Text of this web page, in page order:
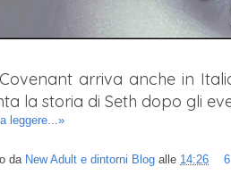
arriva anche in
la storia di Seth dopo gli
leggere...»
da New Adult e dintorni Blog alle 14:26